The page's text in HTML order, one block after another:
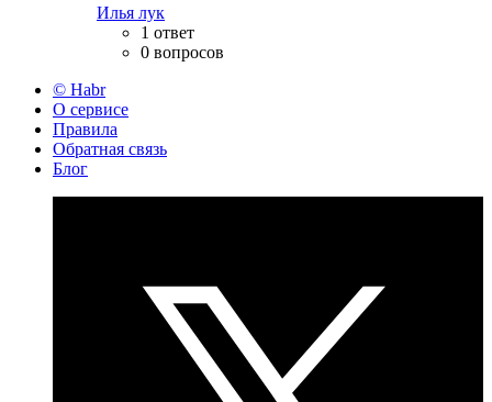
Илья лук
1 ответ
0 вопросов
© Habr
О сервисе
Правила
Обратная связь
Блог